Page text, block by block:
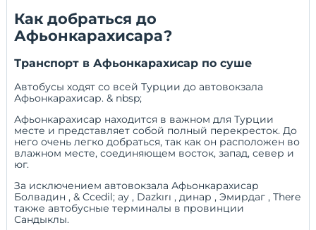
Как добраться до
Афьонкарахисара?
Транспорт в Афьонкарахисар по суше
Автобусы ходят со всей Турции до автовокзала
Афьонкарахисар. & nbsp;
Афьонкарахисар находится в важном для Турции
месте и представляет собой полный перекресток. До
него очень легко добраться, так как он расположен во
влажном месте, соединяющем восток, запад, север и
юг.
За исключением автовокзала Афьонкарахисар
Болвадин,& Ccedil; ау, Dazkırı,динар,Эмирдаг,There
также автобусные терминалы в провинции
Сандыклы.